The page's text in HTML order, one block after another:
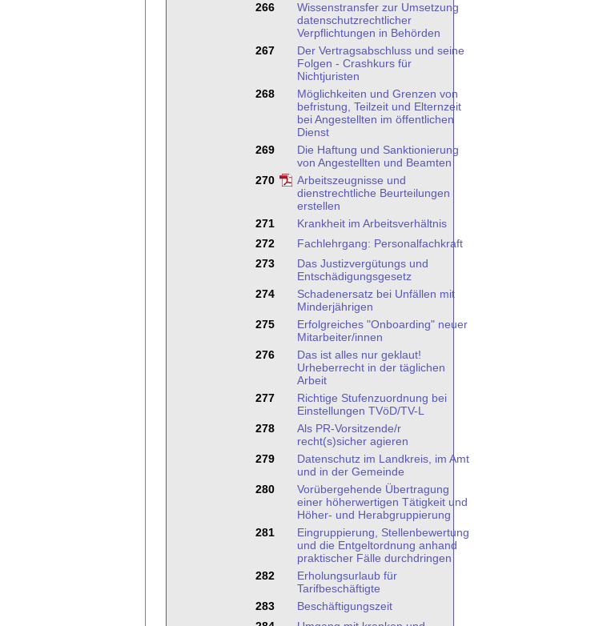
266
Wissenstransfer zur Umsetzung
datenschutzrechtlicher
Verpflichtungen in Behörden
267
Der Vertragsabschluss und seine
Folgen - Crashkurs für
Nichtjuristen
268
Möglichkeiten und Grenzen von
befristung, Teilzeit und Elternzeit
bei Angestellten im öffentlichen
Dienst
269
Die Haftung und Sanktionierung
von Angestellten und Beamten
270
Arbeitszeugnisse und
dienstrechtliche Beurteilungen
erstellen
271
Krankheit im Arbeitsverhältnis
272
Fachlehrgang: Personalfachkraft
273
Das Justizvergütungs und
Entschädigungsgesetz
274
Schadenersatz bei Unfällen mit
Minderjährigen
275
Erfolgreiches "Onboarding" neuer
Mitarbeiter/innen
276
Das ist alles nur geklaut!
Urheberrecht in der täglichen
Arbeit
277
Richtige Stufenzuordnung bei
Einstellungen TVöD/TV-L
278
Als PR-Vorsitzende/r
recht(s)sicher agieren
279
Datenschutz im Landkreis, im Amt
und in der Gemeinde
280
Vorübergehende Übertragung
einer höherwertigen Tätigkeit und
Höher- und Herabgruppierung
281
Eingruppierung, Stellenbewertung
und die Entgeltordnung anhand
praktischer Fälle durchdringen
282
Erholungsurlaub für
Tarifbeschäftigte
283
Beschäftigungszeit